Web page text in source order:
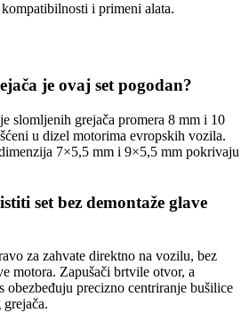
i primeni alata.
je ovaj set pogodan?
slomljenih grejača promera 8 mm i 10
u dizel motorima evropskih vozila.
7×5,5 mm i 9×5,5 mm pokrivaju
set bez demontaže glave
za zahvate direktno na vozilu, bez
motora. Zapušači brtvile otvor, a
obezbeđuju precizno centriranje bušilice